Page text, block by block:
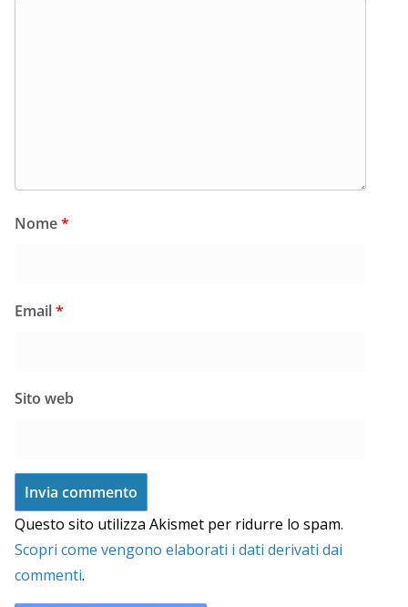
Nome*
Email*
Sito web
Questo sito utilizza Akismet per ridurre lo spam.
Scopri come vengono elaborati i dati derivati dai
commenti.